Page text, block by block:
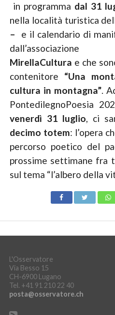
in programma dal 31
nella località turistica
–
e il calendario di
MirellaCultura e che
contenitore “Una
cultura in montagna”.
PontedilegnoPoesia
venerdì 31 luglio, ci
decimo totem: l’opera
percorso poetico del
prossime settimane fra
sul tema “l’albero della
L'Osservatore
Via Besso 15
CH-6900 Lugano
Tel. +41 91 210 22 40
posta@osservatore.ch